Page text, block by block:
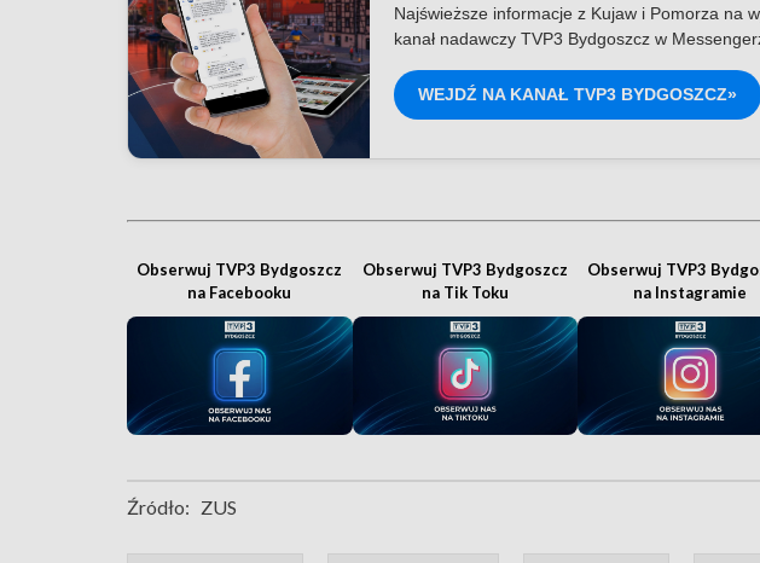
Najświeższe informacje z Kujaw i Pomorza na
kanał nadawczy TVP3 Bydgoszcz w
WEJDŹ NA KANAŁ TVP3 BYDGOSZCZ»
Obserwuj TVP3 Bydgoszcz
na Facebooku
Obserwuj TVP3 Bydgoszcz
na Tik Toku
Obserwuj TVP3
na Instagramie
Źródło: ZUS